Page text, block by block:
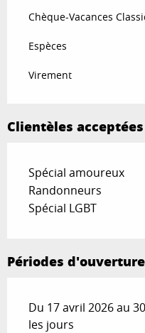
Chèque-Vacances
Espèces
Virement
Clientèles acceptées
Spécial amoureux
Randonneurs
Spécial LGBT
Périodes d'ouverture
Du 17 avril 2026 au
les jours